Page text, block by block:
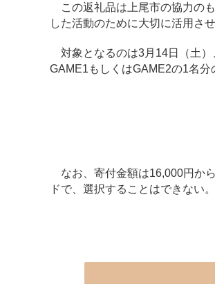
この返礼品は上尾市の協力の
した活動のために大切に活用さ
対象となるのは3月14日（土）
GAME1もしくはGAME2の1名分
なお、寄付金額は16,000円か
ドで、選択することはできない。